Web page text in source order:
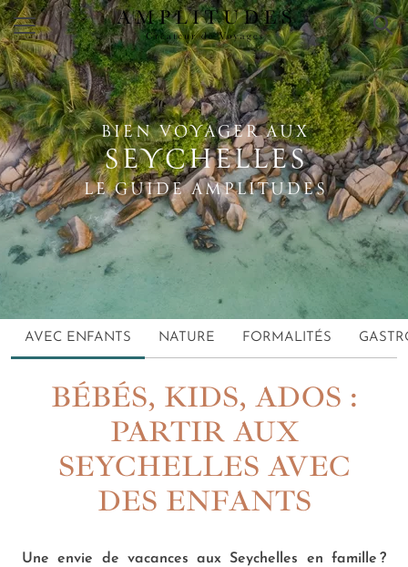
×
BIEN VOYAGER AUX
SEYCHELLES
LE GUIDE AMPLITUDES
AVEC ENFANTS NATURE FORMALITÉS
BÉBÉS, KIDS, ADOS :
PARTIR AUX
SEYCHELLES AVEC
DES ENFANTS
Une envie de vacances aux Seychelles en famille ?